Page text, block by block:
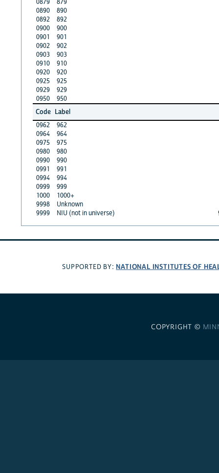
0879
879
0890
890
0892
892
0900
900
0901
901
0902
902
0903
903
0910
910
0920
920
0925
925
0929
929
0950
950
Code Label
0962
962
0964
964
0975
975
0980
980
0990
990
0991
991
0994
994
0999
999
1000
1000+
9998
Unknown
9999
NIU (not in universe)
SUPPORTED BY: NATIONAL INSTITUTES OF
COPYRIGHT ©